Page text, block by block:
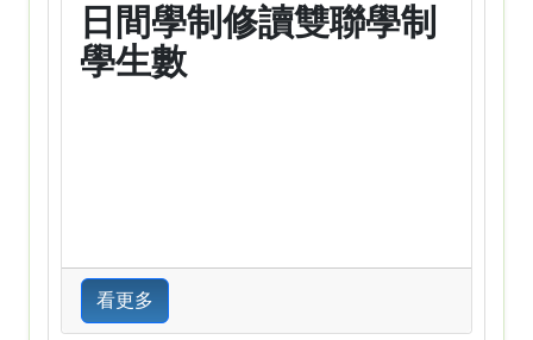
日間學制修讀雙聯學制
學生數
看更多